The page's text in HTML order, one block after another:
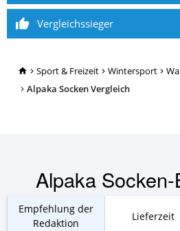
TopRatgeber24.de
Sport & Freizeit Wintersport
Alpaka Socken Vergleich
Vergleichssieger
Alpaka
Empfehlung der
Redaktion
Lieferzeit